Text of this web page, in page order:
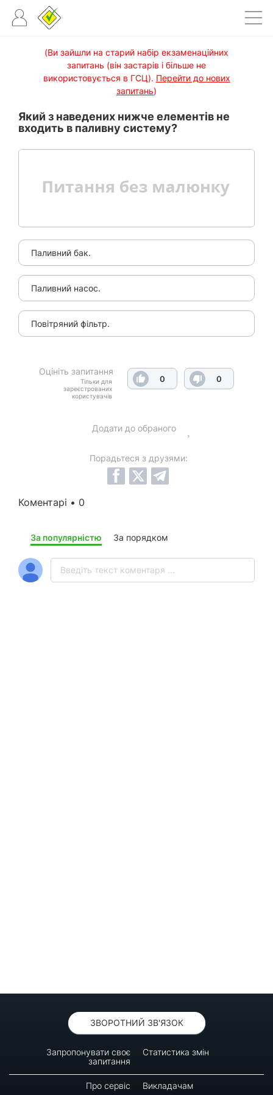
(Ви зайшли на старий набір екзаменаційних
запитань (він застарів і більше не
використовується в ГСЦ). Перейти до нових
запитань)
Який з наведених нижче елементів не
входить в паливну систему?
Паливний бак.
Паливний насос.
Повітряний фільтр.
Оцініть запитання
Тільки для
зареєстрованих
користувачів
0 0
Додати до обраного
Порадьтеся з друзями:
Коментарі • 0
За популярністю За порядком
ЗВОРОТНИЙ ЗВ'ЯЗОК
Запропонувати своє
запитання
Статистика змін
Про сервіс
Викладачам